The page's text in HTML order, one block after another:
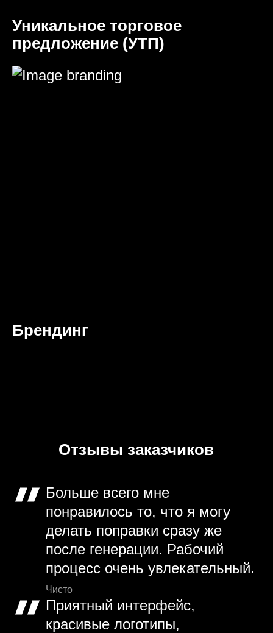
Уникальное торговое
предложение (УТП)
Брендинг
Отзывы заказчиков
Больше всего мне
понравилось то, что я могу
делать поправки сразу же
после генерации. Рабочий
процесс очень увлекательный.
Чисто
Приятный интерфейс,
красивые логотипы,